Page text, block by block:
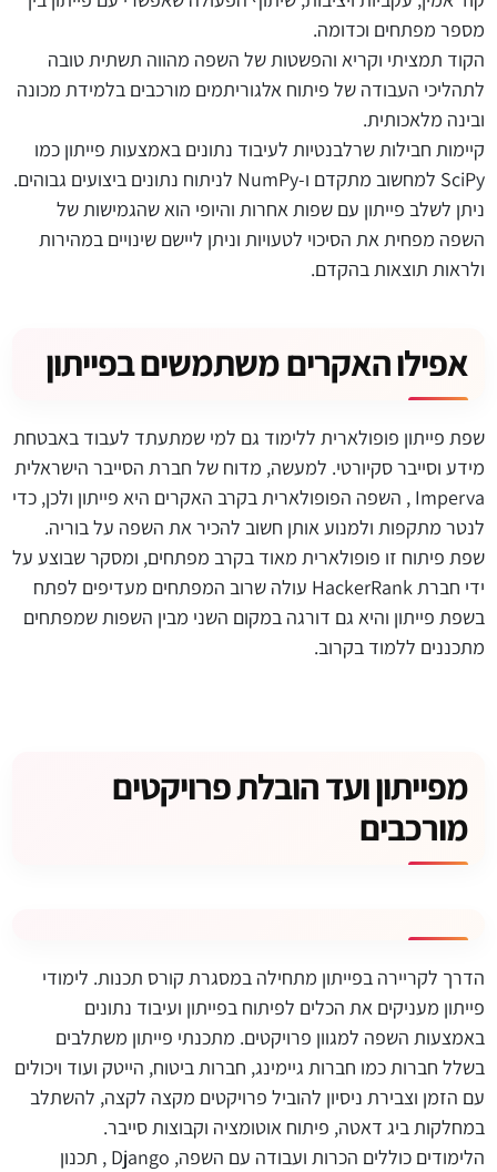
מספר מפתחים וכדומה.
הקוד תמציתי וקריא והפשטות של השפה מהווה תשתית טובה
לתהליכי העבודה של פיתוח אלגוריתמים מורכבים בלמידת מכונה
ובינה מלאכותית.
קיימות חבילות שרלבנטיות לעיבוד נתונים באמצעות פייתון כמו
SciPy למחשוב מתקדם ו-NumPy לניתוח נתונים ביצועים גבוהים.
ניתן לשלב פייתון עם שפות אחרות והיופי הוא שהגמישות של
השפה מפחית את הסיכוי לטעויות וניתן ליישם שינויים במהירות
ולראות תוצאות בהקדם.
אפילו האקרים משתמשים בפייתון
שפת פייתון פופולארית ללימוד גם למי שמתעתד לעבוד באבטחת
מידע וסייבר סקיורטי. למעשה, מדוח של חברת הסייבר הישראלית
Imperva , השפה הפופולארית בקרב האקרים היא פייתון ולכן, כדי
לנטר מתקפות ולמנוע אותן חשוב להכיר את השפה על בוריה.
שפת פיתוח זו פופולארית מאוד בקרב מפתחים, ומסקר שבוצע על
ידי חברת HackerRank עולה שרוב המפתחים מעדיפים לפתח
בשפת פייתון והיא גם דורגה במקום השני מבין השפות שמפתחים
מתכננים ללמוד בקרוב.
מפייתון ועד הובלת פרויקטים
מורכבים
הדרך לקריירה בפייתון מתחילה במסגרת קורס תכנות. לימודי
פייתון מעניקים את הכלים לפיתוח בפייתון ועיבוד נתונים
באמצעות השפה למגוון פרויקטים. מתכנתי פייתון משתלבים
בשלל חברות כמו חברות גיימינג, חברות ביטוח, הייטק ועוד ויכולים
עם הזמן וצבירת ניסיון להוביל פרויקטים מקצה לקצה, להשתלב
במחלקות ביג דאטה, פיתוח אוטומציה וקבוצות סייבר.
הלימודים כוללים הכרות ועבודה עם השפה, Django , תכנון